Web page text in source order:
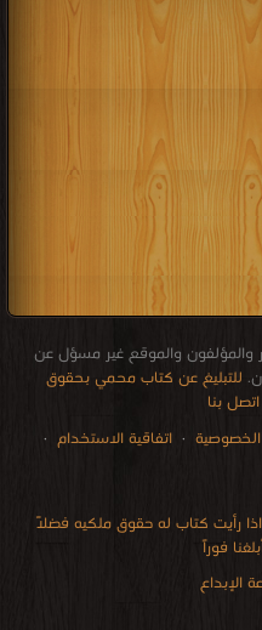
والموقع غير مسؤل عن
للتبليغ عن كتاب محمي بحقوق
بنا
· اتفاقية الاستخدام ·
اذا رأيت كتاب له حقوق ملكيه فضلاً
فوراً
الإبداع